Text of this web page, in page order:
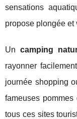
sensations
propose plongée et
Uncamping
rayonner
journée shopping
fameuses
tous ces sites